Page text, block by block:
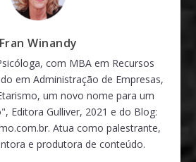
Fran Winandy
com MBA em Recursos
em Administração de Empresas,
um novo nome para um
Editora Gulliver, 2021 e do Blog:
Atua como palestrante,
e produtora de conteúdo.